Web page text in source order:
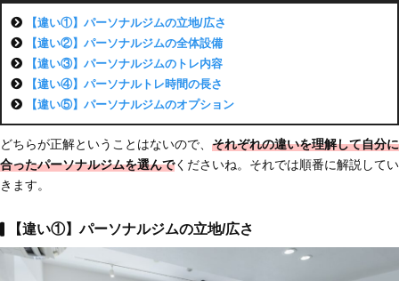
【違い①】パーソナルジムの立地/広さ
【違い②】パーソナルジムの全体設備
【違い③】パーソナルジムのトレ内容
【違い④】パーソナルトレ時間の長さ
【違い⑤】パーソナルジムのオプション
どちらが正解ということはないので、 それぞれの違いを理解して自分に
合ったパーソナルジムを選んでくださいね。それでは順番に解説してい
きます。
【違い①】パーソナルジムの立地/広さ